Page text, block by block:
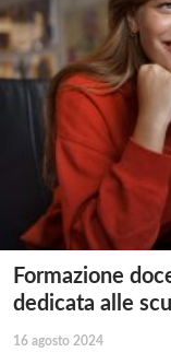
Formazione
dedicata alle
16 agosto 2024